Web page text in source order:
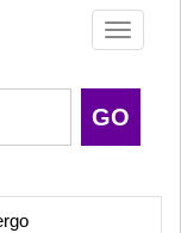
Toggle